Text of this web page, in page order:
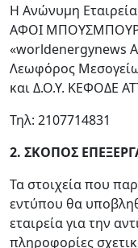
Η Ανώνυμη
ΑΦΟΙ
«worldenergynews
Λεωφόρος
και Δ.Ο.Υ. ΚΕΦΟΔΕ
Τηλ: 2107714831
2. ΣΚΟΠΟΣ
Τα στοιχεία που
εντύπου θα
εταιρεία για την
πληροφορίες